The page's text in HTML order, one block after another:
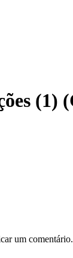
(1)
um comentário.